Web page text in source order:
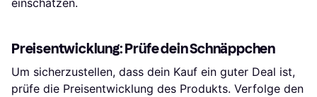
Preisentwicklung: Prüfe dein Schnäppchen
Um sicherzustellen, dass dein Kauf ein guter Deal ist,
prüfe die Preisentwicklung des Produkts. Verfolge den